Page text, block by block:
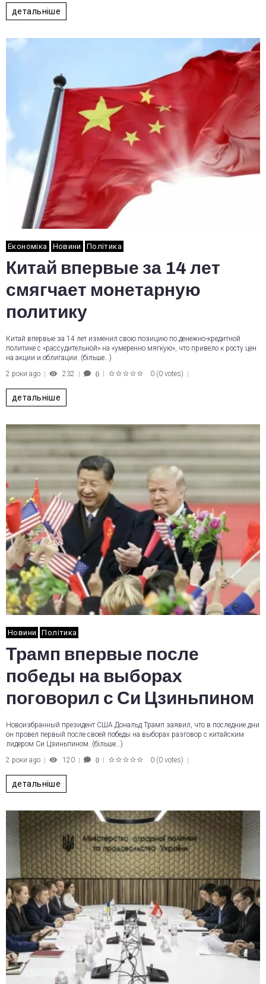
детальніше
Економіка Новини Політика
Китай впервые за 14 лет
смягчает монетарную
политику
Китай впервые за 14 лет изменил свою позицию по денежно-кредитной
политике с «рассудительной» на «умеренно мягкую», что привело к росту цен
на акции и облигации. (більше…)
2 роки ago
232 0 0 (0 votes)
детальніше
Новини Політика
Трамп впервые после
победы на выборах
поговорил с Си Цзиньпином
Новоизбранный президент США Дональд Трамп заявил, что в последние дни
он провел первый после своей победы на выборах разговор с китайским
лидером Си Цзиньпином. (більше…)
2 роки ago
120 0 0 (0 votes)
детальніше